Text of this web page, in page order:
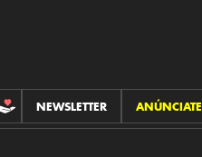
CONTRIBUCIONES
NEWSLETTER ANÚNCIATE